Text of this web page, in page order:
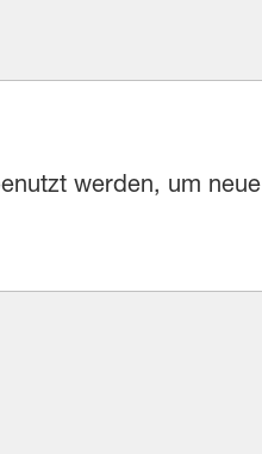
werden, um neue